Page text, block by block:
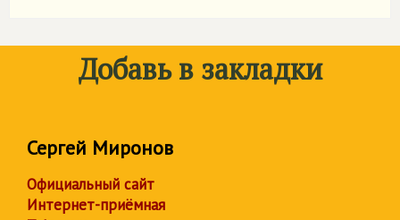
Добавь в закладки
Сергей Миронов
Официальный сайт
Интернет-приёмная